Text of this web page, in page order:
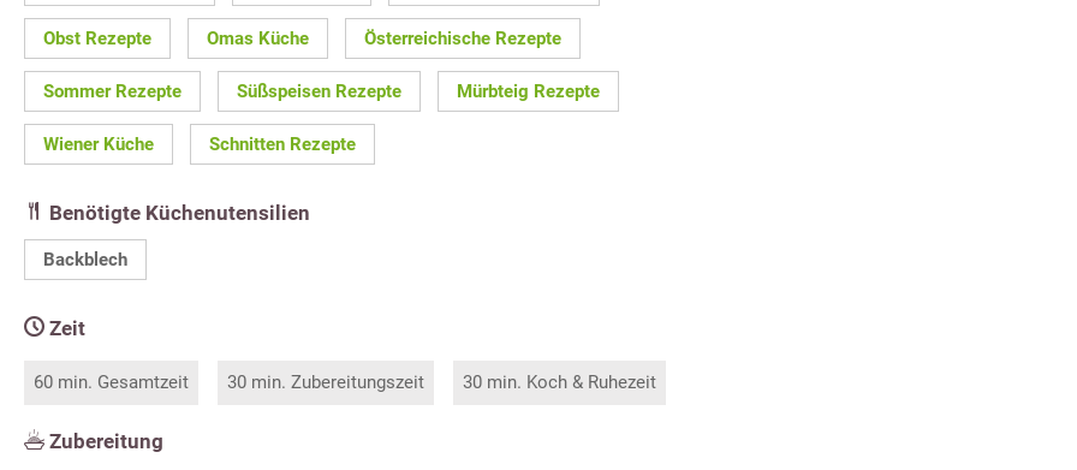
Obst Rezepte Omas Küche Österreichische Rezepte
Sommer Rezepte Süßspeisen Rezepte Mürbteig Rezepte
Wiener Küche Schnitten Rezepte
Benötigte Küchenutensilien
Backblech
Zeit
60 min. Gesamtzeit 30 min. Zubereitungszeit 30 min. Koch & Ruhezeit
Zubereitung